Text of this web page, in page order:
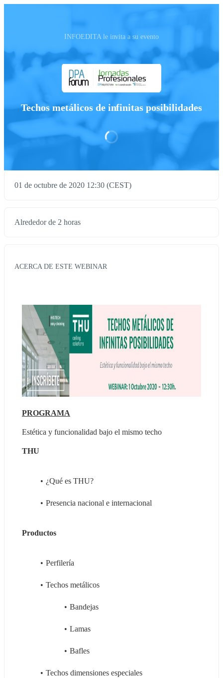
INFOEDITA le invita a su evento
Techos metálicos de infinitas posibilidades
01 de octubre de 2020 12:30 (CEST)
Alrededor de 2 horas
ACERCA DE ESTE WEBINAR
PROGRAMA
Estética y funcionalidad bajo el mismo techo
THU
¿Qué es THU?
Presencia nacional e internacional
Productos
Perfilería
Techos metálicos
Bandejas
Lamas
Bafles
Techos dimensiones especiales